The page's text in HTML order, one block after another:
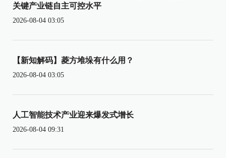
关键产业链自主可控水平
2026-08-04 03:05
【新知解码】菱方堆垛有什么用？
2026-08-04 03:05
人工智能技术产业迎来爆发式增长
2026-08-04 09:31